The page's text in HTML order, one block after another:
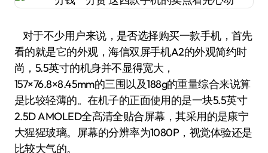
对于不少用户来说，是否选择购买一款手机，首先
看的就是它的外观，海信双屏手机A2的外观简约时
尚，5.5英寸的机身并不显得宽大，
157×76.8×8.45mm的三围以及188g的重量综合来说算
是比较轻薄的。在机子的正面使用的是一块5.5英寸
2.5D AMOLED全高清全贴合屏幕，其采用的是康宁
大猩猩玻璃。屏幕的分辨率为1080P，视觉体验还是
比较大气的。